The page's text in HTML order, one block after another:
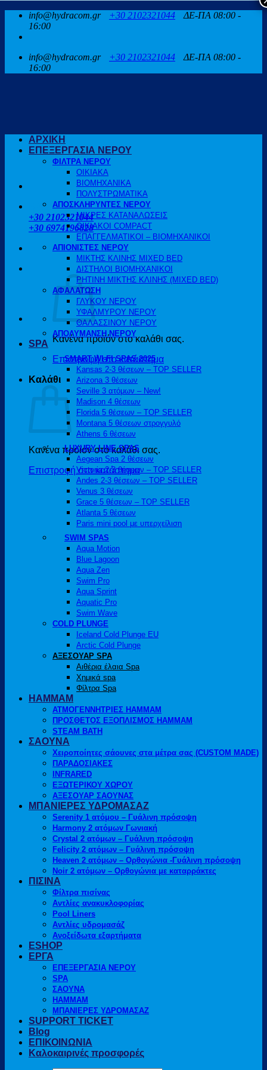
Μετάβαση
περιεχόμενο
info@hydracom.gr +30 2102321044
ΔΕ-ΠΑ 08:00 -
16:00
info@hydracom.gr +30 2102321044
ΔΕ-ΠΑ 08:00 -
16:00
ΚΑΛΕΣΤΕ ΜΑΣ
+30 2102321044
+30 6974196828
Κανένα προϊόν στο καλάθι σας.
Επιστροφή στο κατάστημα
Καλάθι
Κανένα προϊόν στο καλάθι σας.
Επιστροφή στο κατάστημα
ΑΡΧΙΚΗ
ΕΠΕΞΕΡΓΑΣΙΑ ΝΕΡΟΥ
ΦΙΛΤΡΑ ΝΕΡΟΥ
ΟΙΚΙΑΚΑ
ΒΙΟΜΗΧΑΝΙΚΑ
ΠΟΛΥΣΤΡΩΜΑΤΙΚΑ
ΑΠΟΣΚΛΗΡΥΝΤΕΣ ΝΕΡΟΥ
ΜΙΚΡΕΣ ΚΑΤΑΝΑΛΩΣΕΙΣ
ΟΙΚΙΑΚΟΙ COMPACT
ΕΠΑΓΓΕΛΜΑΤΙΚΟΙ – ΒΙΟΜΗΧΑΝΙΚΟΙ
ΑΠΙΟΝΙΣΤΕΣ ΝΕΡΟΥ
ΜΙΚΤΗΣ ΚΛΙΝΗΣ MIXED BED
ΔΙΣΤΗΛΟΙ ΒΙΟΜΗΧΑΝΙΚΟΙ
ΡΗΤΙΝΗ ΜΙΚΤΗΣ ΚΛΙΝΗΣ (MIXED BED)
ΑΦΑΛΑΤΩΣΗ
ΓΛΥΚΟΥ ΝΕΡΟΥ
ΥΦΑΛΜΥΡΟΥ ΝΕΡΟΥ
ΘΑΛΑΣΣΙΝΟΥ ΝΕΡΟΥ
ΑΠΟΛΥΜΑΝΣΗ ΝΕΡΟΥ
SPA
SMART WI-FI SPAS 2025
Kansas 2-3 θέσεων – TOP SELLER
Arizona 3 θέσεων
Seville 3 ατόμων – New!
Madison 4 θέσεων
Florida 5 θέσεων – TOP SELLER
Montana 5 θέσεων στρογγυλό
Athens 6 θέσεων
LUXURY LINE SPAS
Aegean Spa 2 θέσεων
Victoria 2-3 θέσεων – TOP SELLER
Andes 2-3 θέσεων – TOP SELLER
Venus 3 θέσεων
Grace 5 θέσεων – TOP SELLER
Atlanta 5 θέσεων
Paris mini pool με υπερχείλιση
SWIM SPAS
Aqua Motion
Blue Lagoon
Aqua Zen
Swim Pro
Aqua Sprint
Aquatic Pro
Swim Wave
COLD PLUNGE
Iceland Cold Plunge EU
Arctic Cold Plunge
ΑΞΕΣΟΥΑΡ SPA
Αιθέρια έλαια Spa
Χημικά spa
Φίλτρα Spa
HAMMAM
ΑΤΜΟΓΕΝΝΗΤΡΙΕΣ HAMMAM
ΠΡΟΣΘΕΤΟΣ ΕΞΟΠΛΙΣΜΟΣ HAMMAM
STEAM BATH
ΣΑΟΥΝΑ
Χειροποίητες σάουνες στα μέτρα σας (CUSTOM MADE)
ΠΑΡΑΔΟΣΙΑΚΕΣ
INFRARED
ΕΞΩΤΕΡΙΚΟΥ ΧΩΡΟΥ
ΑΞΕΣΟΥΑΡ ΣΑΟΥΝΑΣ
ΜΠΑΝΙΕΡΕΣ ΥΔΡΟΜΑΣΑΖ
Serenity 1 ατόμου – Γυάλινη πρόσοψη
Harmony 2 ατόμων Γωνιακή
Crystal 2 ατόμων – Γυάλινη πρόσοψη
Felicity 2 ατόμων – Γυάλινη πρόσοψη
Heaven 2 ατόμων – Ορθογώνια -Γυάλινη πρόσοψη
Noir 2 ατόμων – Ορθογώνια με καταρράκτες
ΠΙΣΙΝΑ
Φίλτρα πισίνας
Αντλίες ανακυκλοφορίας
Pool Liners
Αντλίες υδρομασάζ
Ανοξείδωτα εξαρτήματα
ESHOP
ΕΡΓΑ
ΕΠΕΞΕΡΓΑΣΙΑ ΝΕΡΟΥ
SPA
ΣΑΟΥΝΑ
HAMMAM
ΜΠΑΝΙΕΡΕΣ ΥΔΡΟΜΑΣΑΖ
SUPPORT TICKET
Blog
ΕΠΙΚΟΙΝΩΝΙΑ
Καλοκαιρινές προσφορές